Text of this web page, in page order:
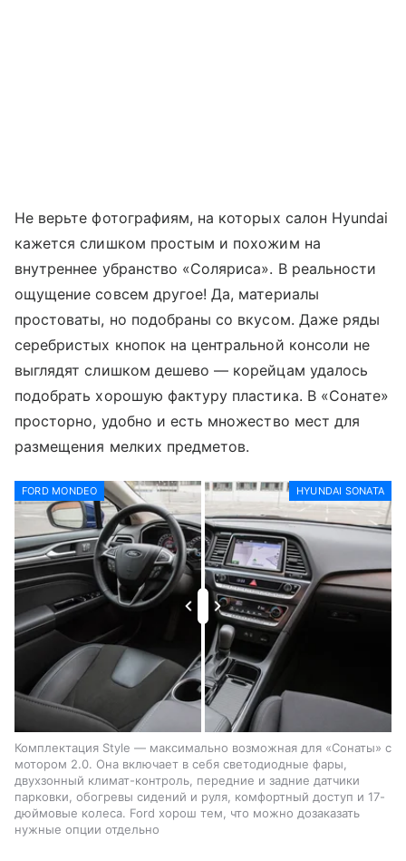
Не верьте фотографиям, на которых салон Hyundai
кажется слишком простым и похожим на
внутреннее убранство «Соляриса». В реальности
ощущение совсем другое! Да, материалы
простоваты, но подобраны со вкусом. Даже ряды
серебристых кнопок на центральной консоли не
выглядят слишком дешево — корейцам удалось
подобрать хорошую фактуру пластика. В «Сонате»
просторно, удобно и есть множество мест для
размещения мелких предметов.
FORD MONDEO HYUNDAI SONATA
Комплектация Style — максимально возможная для «Сонаты» с
мотором 2.0. Она включает в себя светодиодные фары,
двухзонный климат-контроль, передние и задние датчики
парковки, обогревы сидений и руля, комфортный доступ и 17-
дюймовые колеса. Ford хорош тем, что можно дозаказать
нужные опции отдельно